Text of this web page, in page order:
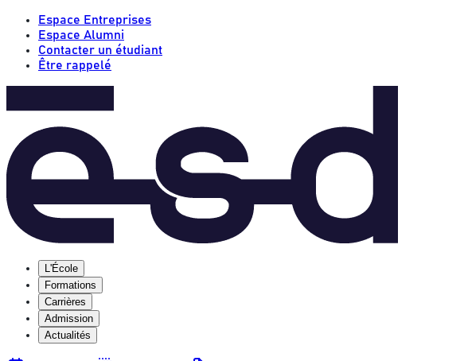
Espace Entreprises
Espace Alumni
Contacter un étudiant
Être rappelé
L'École
Formations
Carrières
Admission
Actualités